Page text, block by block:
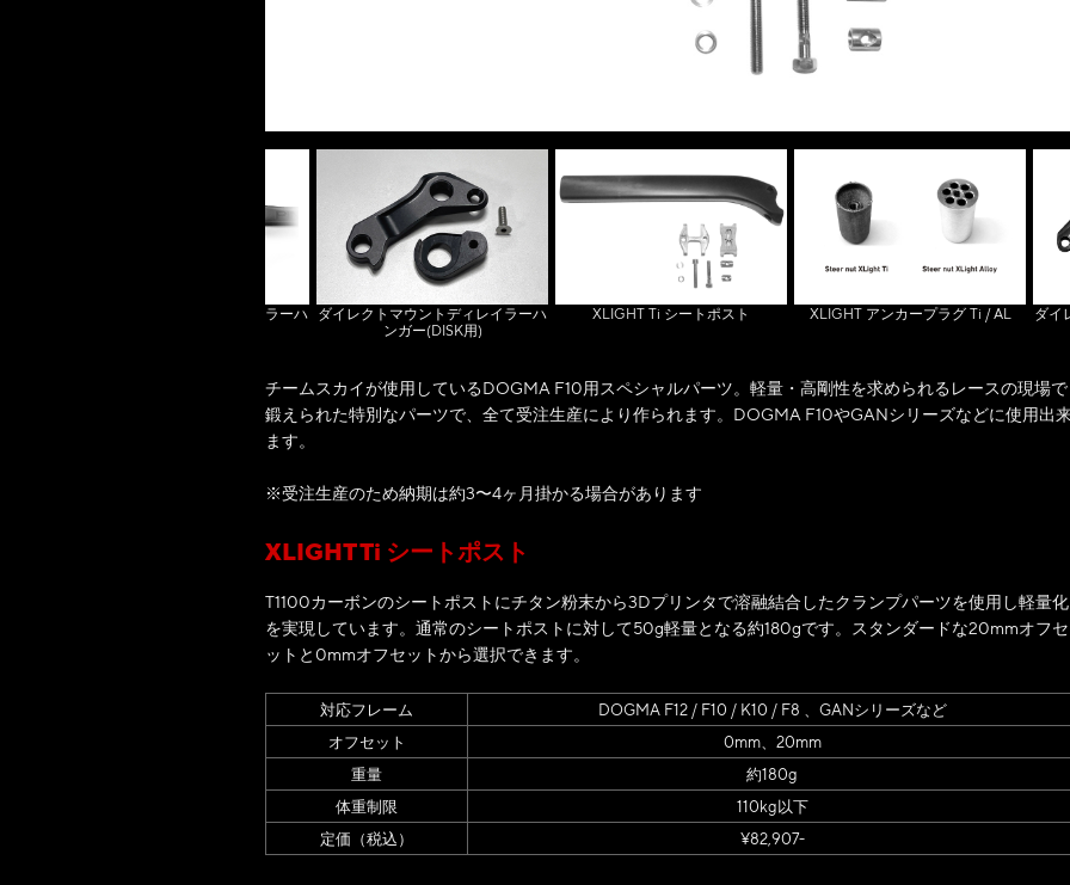
ダイレクトマウントディレイラーハ ダイレクトマウントディレイラーハ
ンガー(DISK用)
XLIGHT Ti シートポスト XLIGHT アンカープラグ Ti / AL ダイ
チームスカイが使用しているDOGMA F10用スペシャルパーツ。軽量・高剛性を求められるレースの現場で
鍛えられた特別なパーツで、全て受注生産により作られます。DOGMA F10やGANシリーズなどに使用出
ます。
※受注生産のため納期は約3〜4ヶ月掛かる場合があります
XLIGHT Ti シートポスト
T1100カーボンのシートポストにチタン粉末から3Dプリンタで溶融結合したクランプパーツを使用し軽量化
を実現しています。通常のシートポストに対して50g軽量となる約180gです。スタンダードな20mmオフセ
ットと0mmオフセットから選択できます。
対応フレーム
DOGMA F12 / F10 / K10 / F8 、GANシリーズなど
オフセット
0mm、20mm
重量
約180g
体重制限
110kg以下
定価（税込）
¥82,907-